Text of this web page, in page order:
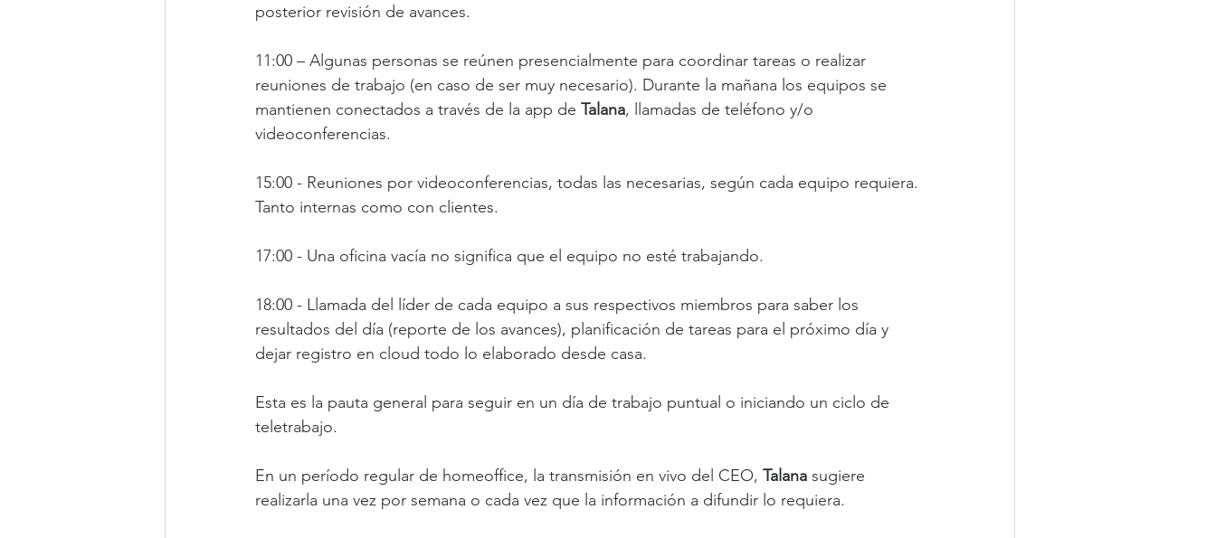
posterior revisión de avances.
11:00 – Algunas personas se reúnen presencialmente para coordinar tareas o realizar
reuniones de trabajo (en caso de ser muy necesario). Durante la mañana los equipos se
mantienen conectados a través de la app de Talana, llamadas de teléfono y/o
videoconferencias.
15:00 - Reuniones por videoconferencias, todas las necesarias, según cada equipo requiera.
Tanto internas como con clientes.
17:00 - Una oficina vacía no significa que el equipo no esté trabajando.
18:00 - Llamada del líder de cada equipo a sus respectivos miembros para saber los
resultados del día (reporte de los avances), planificación de tareas para el próximo día y
dejar registro en cloud todo lo elaborado desde casa.
Esta es la pauta general para seguir en un día de trabajo puntual o iniciando un ciclo de
teletrabajo.
En un período regular de homeoffice, la transmisión en vivo del CEO, Talana sugiere
realizarla una vez por semana o cada vez que la información a difundir lo requiera.